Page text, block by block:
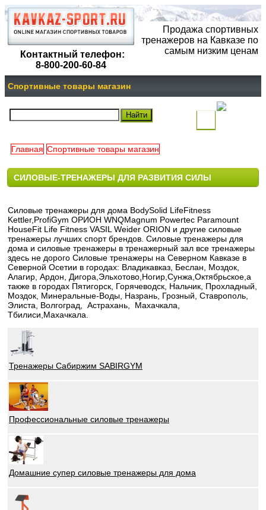
Контактный телефон:
8-800-200-60-84
Продажа спортивных
тренажеров на Кавказе по
самым низким ценам
Спортивные товары магазин
корзина
Главная Спортивные товары магазин
СИЛОВЫЕ-ТРЕНАЖЕРЫ ДЛЯ РАЗВИТИЯ СИЛЫ
Силовые тренажеры для дома BodySolid LifeFitness
Kettler,ProfiGym ОРИОН WNQMagnum Powertec Paramount
HouseFit Life Fitness VASIL Weider ORION и другие силовые
тренажеры лучших спорт брендов. Силовые тренажеры для
дома и силовые тренажеры в тренажерный зал все тренажеры
здесь не дорого Силовые тренажеры на Северном Кавказе в
Северной Осетии в городах: Владикавказ, Беслан, Моздок,
Алагир, Ардон, Дигора,Эльхотово,Ногир,Сунжа,Октябрьское,а
также в городах Пятигорск, Горячеводск, Нальчик, Прохладный,
Моздок, Минеральные-Воды, Назрань, Грозный, Ставрополь,
Элиста, Волгоград, Астрахань, Махачкала,
Тбилиси,Махачкала.
Тренажеры Сабиржим SABIRGYM
Профессиональные силовые тренажеры
Домашние супер силовые тренажеры для дома